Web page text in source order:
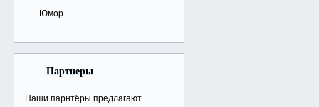
Юмор
Партнеры
Наши парнтёры предлагают